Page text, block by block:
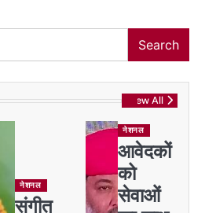
Search
View All
नेशनल
संगीत
नेशनल
आवेदकों
को
सेवाओं